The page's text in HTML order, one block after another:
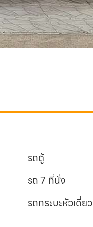
รถตู้
รถ 7 ที่นั่ง
รถกระบะหัวเดี่ยว